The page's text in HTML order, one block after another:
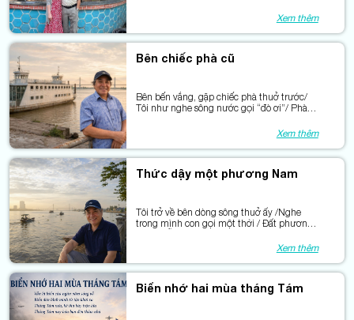
Xem thêm
Bên chiếc phà cũ
Bên bến vắng, gặp chiếc phà thuở trước/
Tôi như nghe sông nước gọi “đò ơi”/ Phà
Xem thêm
Thức dậy một phương Nam
Tôi trở về bên dòng sông thuở ấy /Nghe
trong mình con gọi một thời / Đất phương
Xem thêm
Biển nhớ hai mùa tháng Tám